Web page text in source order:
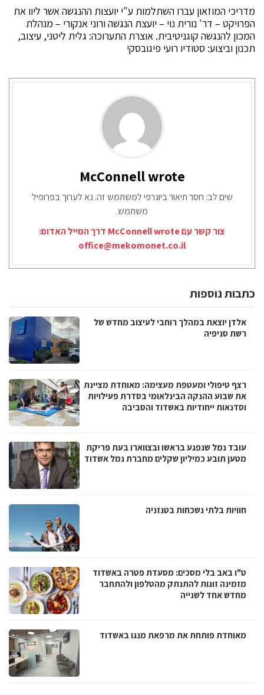
מדריכי המוזאון עברו השתלמות ע"י יועצות ההנגשה אשר ליוו את
הפרויקט – דר' נורית נוי – יועצת הנגשה ורוני אנקורי – מנהלת
המכון להנגשה קוגניטיבית. אוצרת התערוכה: גלית ליטני, עיצוב,
תכנון וביצוע: סטודיו רועי פיגובסקי
McConnell wrote
שים לב: חסר תיאור ביוגרפי למשתמש זה. נא לערוך בפרופיל
משתמש.
צור קשר עם McConnell wrote דרך המייל האדום:
office@mekomonet.co.il
כתבות נוספות
אלדן יוצאת במהלך רוחבי לעיצוב מחדש של
רשת סניפיה
רצף טיפולי ומעטפת מעצימה: מאוחדת מציינת
את שבוע ההנקה הבינלאומי בסדרת פעילויות
וסדנאות ייחודיות באשדוד והסביבה
עובד נמל שנפגע בראשו ובצווארו בעת פריקת
מטען תובע כמיליון שקלים מחברת נמל אשדוד
חוויות בלתי נשכחות בטנזניה
ט"ו באב בלי מסכים: מסעדת פטרה באשדוד
מזמינה זוגות להתנתק מהטלפון ולהתחבר
מחדש אחד לשנייה
מאוחדת פותחת את מרפאת מנגו באשדוד